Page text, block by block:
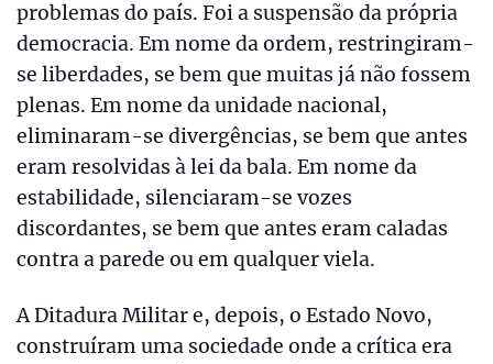
problemas do país. Foi a suspensão da própria
democracia. Em nome da ordem, restringiram-
se liberdades, se bem que muitas já não fossem
plenas. Em nome da unidade nacional,
eliminaram-se divergências, se bem que antes
eram resolvidas à lei da bala. Em nome da
estabilidade, silenciaram-se vozes
discordantes, se bem que antes eram caladas
contra a parede ou em qualquer viela.
A Ditadura Militar e, depois, o Estado Novo,
construíram uma sociedade onde a crítica era